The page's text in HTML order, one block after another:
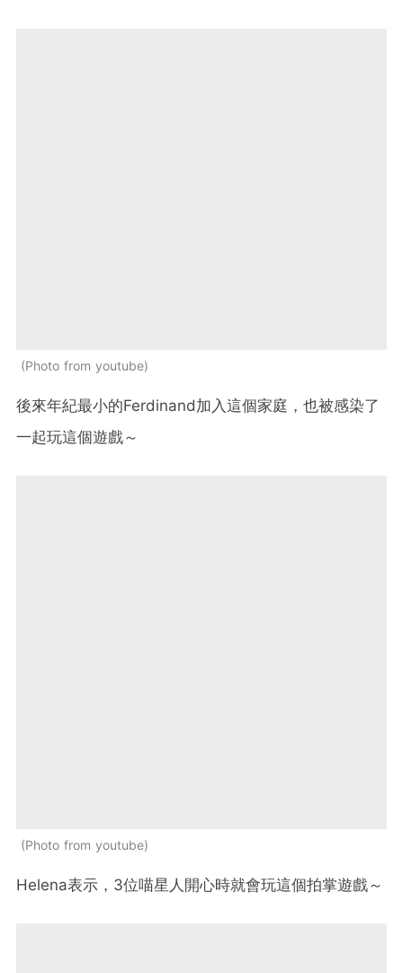
Photo from youtube
後來年紀最小的Ferdinand加入這個家庭，也被感染了
一起玩這個遊戲～
Photo from youtube
Helena表示，3位喵星人開心時就會玩這個拍掌遊戲～